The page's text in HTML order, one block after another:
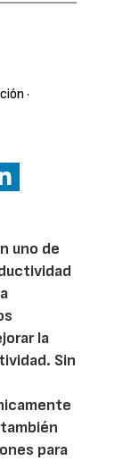
·
uno de
la
Sin
para